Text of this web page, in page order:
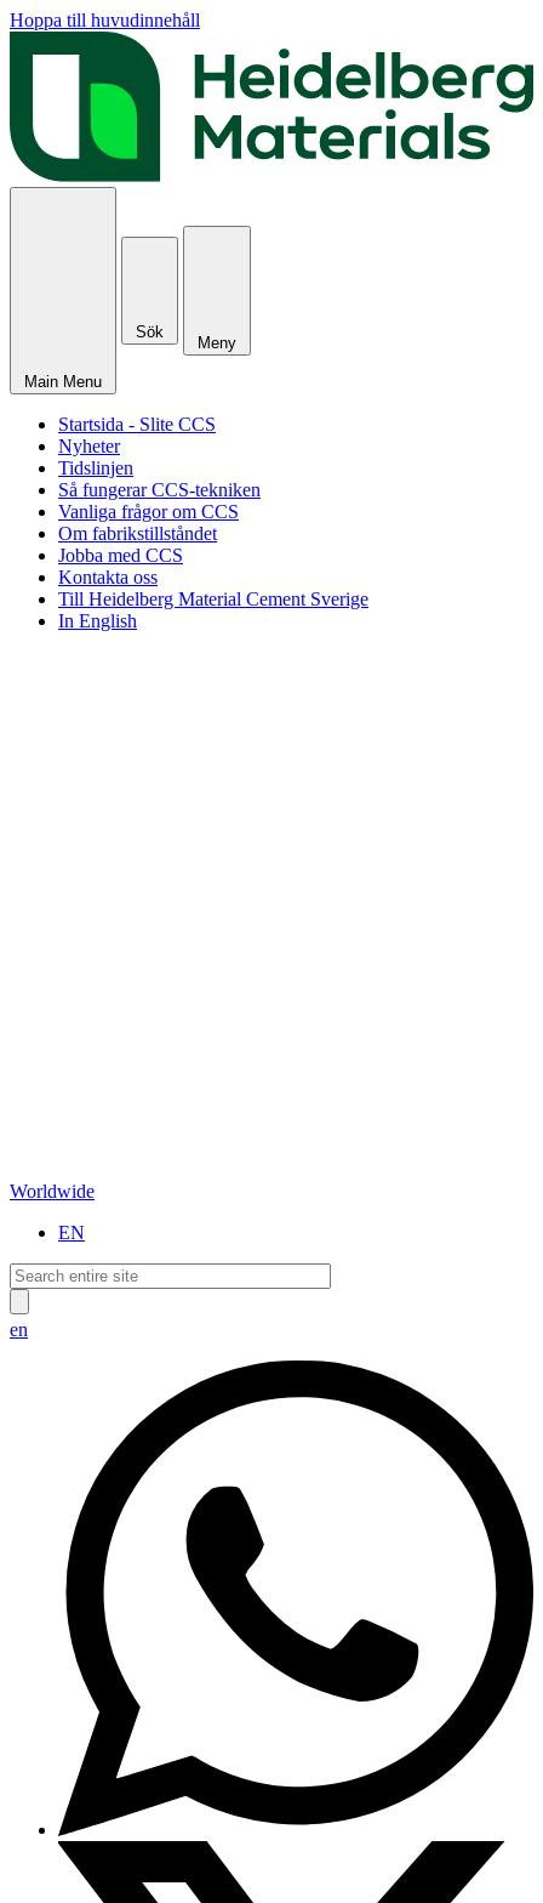
Hoppa till huvudinnehåll
Main Menu
Sök
Meny
Startsida - Slite CCS
Nyheter
Tidslinjen
Så fungerar CCS-tekniken
Vanliga frågor om CCS
Om fabrikstillståndet
Jobba med CCS
Kontakta oss
Till Heidelberg Material Cement Sverige
In English
Worldwide
EN
en